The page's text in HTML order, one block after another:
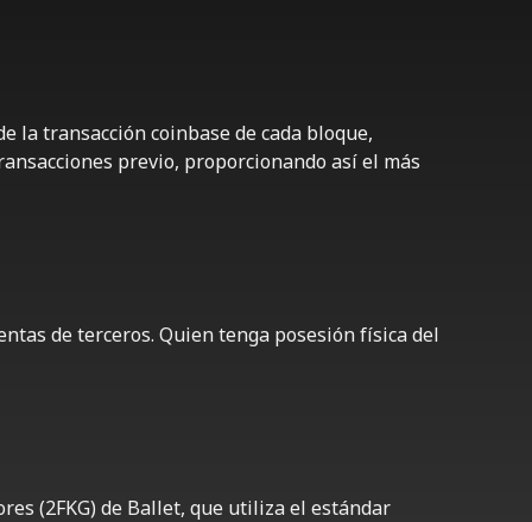
la transacción coinbase de cada bloque,
previo, proporcionando así el más
de terceros. Quien tenga posesión física del
(2FKG) de Ballet, que utiliza el estándar